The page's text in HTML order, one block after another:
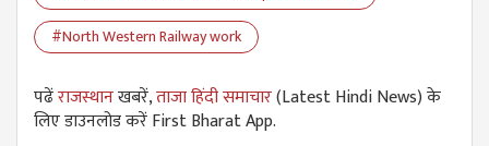
#North Western Railway work
पढेंराजस्थानखबरें,ताजा हिंदी समाचार(Latest Hindi News) के
लिए डाउनलोड करें First Bharat App.